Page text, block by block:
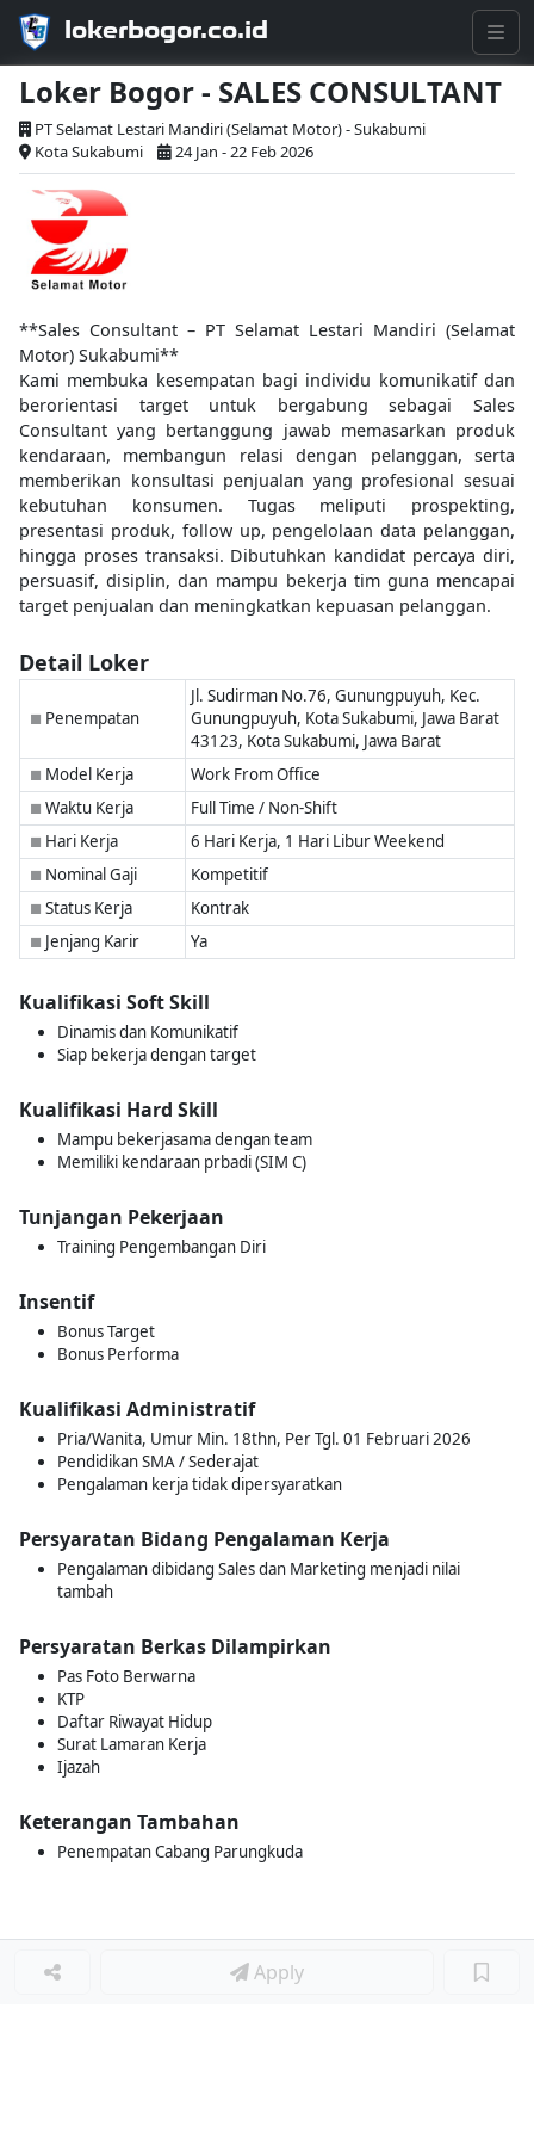
lokerbogor.co.id
Loker Bogor - SALES CONSULTANT
PT Selamat Lestari Mandiri (Selamat Motor) - Sukabumi
Kota Sukabumi
24 Jan - 22 Feb 2026
**Sales Consultant – PT Selamat Lestari Mandiri (Selamat
Motor) Sukabumi**
Kami membuka kesempatan bagi individu komunikatif dan
berorientasi target untuk bergabung sebagai Sales
Consultant yang bertanggung jawab memasarkan produk
kendaraan, membangun relasi dengan pelanggan, serta
memberikan konsultasi penjualan yang profesional sesuai
kebutuhan konsumen. Tugas meliputi prospekting,
presentasi produk, follow up, pengelolaan data pelanggan,
hingga proses transaksi. Dibutuhkan kandidat percaya diri,
persuasif, disiplin, dan mampu bekerja tim guna mencapai
target penjualan dan meningkatkan kepuasan pelanggan.
Detail Loker
■ Penempatan
Jl. Sudirman No.76, Gunungpuyuh, Kec.
Gunungpuyuh, Kota Sukabumi, Jawa Barat
43123, Kota Sukabumi, Jawa Barat
■ Model Kerja Work From Office
■ Waktu Kerja Full Time / Non-Shift
■ Hari Kerja 6 Hari Kerja, 1 Hari Libur Weekend
■ Nominal Gaji Kompetitif
■ Status Kerja Kontrak
■ Jenjang Karir Ya
Kualifikasi Soft Skill
Dinamis dan Komunikatif
Siap bekerja dengan target
Kualifikasi Hard Skill
Mampu bekerjasama dengan team
Memiliki kendaraan prbadi (SIM C)
Tunjangan Pekerjaan
Training Pengembangan Diri
Insentif
Bonus Target
Bonus Performa
Kualifikasi Administratif
Pria/Wanita, Umur Min. 18thn, Per Tgl. 01 Februari 2026
Pendidikan SMA / Sederajat
Pengalaman kerja tidak dipersyaratkan
Persyaratan Bidang Pengalaman Kerja
Pengalaman dibidang Sales dan Marketing menjadi nilai
tambah
Persyaratan Berkas Dilampirkan
Pas Foto Berwarna
KTP
Daftar Riwayat Hidup
Surat Lamaran Kerja
Ijazah
Keterangan Tambahan
Penempatan Cabang Parungkuda
Apply